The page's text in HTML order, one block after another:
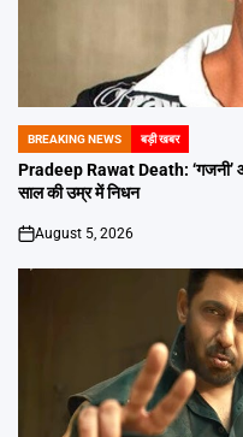
POSTED
IN
BREAKING NEWS बड़ी खबर
Pradeep Rawat Death: ‘गजनी’
साल की उम्र में निधन
on
August 5, 2026